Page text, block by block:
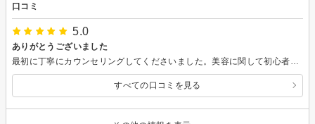
口コミ
5.0
ありがとうございました
すべての口コミを見る